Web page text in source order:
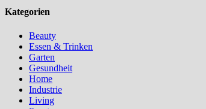
für
Kategorien
Beauty
Essen & Trinken
Garten
Gesundheit
Home
Industrie
Living